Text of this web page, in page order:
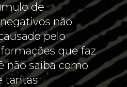
de
não
pelo
que faz
não saiba como
tantas